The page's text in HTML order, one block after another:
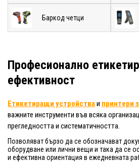
Баркод четци
Професионално
ефективност
Етикетиращи устройстваи принтери
важните инструменти във всяка
прегледността и систематичността.
Позволяват бързо да се обозначават
оборудване или лични вещи и така да се
и ефективна ориентация в ежедневната